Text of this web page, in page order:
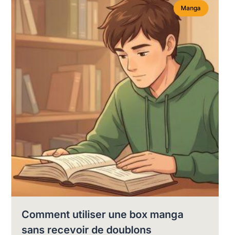
Manga
Comment utiliser une box manga
sans recevoir de doublons